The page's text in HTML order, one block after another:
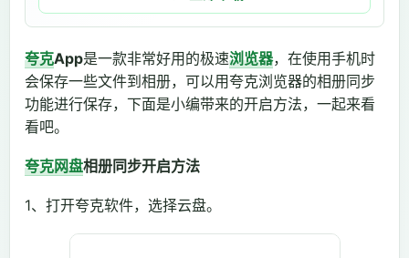
夸克App是一款非常好用的极速浏览器，在使用手机时
会保存一些文件到相册，可以用夸克浏览器的相册同步
功能进行保存，下面是小编带来的开启方法，一起来看
看吧。
夸克网盘相册同步开启方法
1、打开夸克软件，选择云盘。